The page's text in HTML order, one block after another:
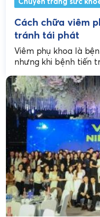
Cách chữa viêm
tránh tái phát
Viêm phụ khoa là
nhưng khi bệnh tiến